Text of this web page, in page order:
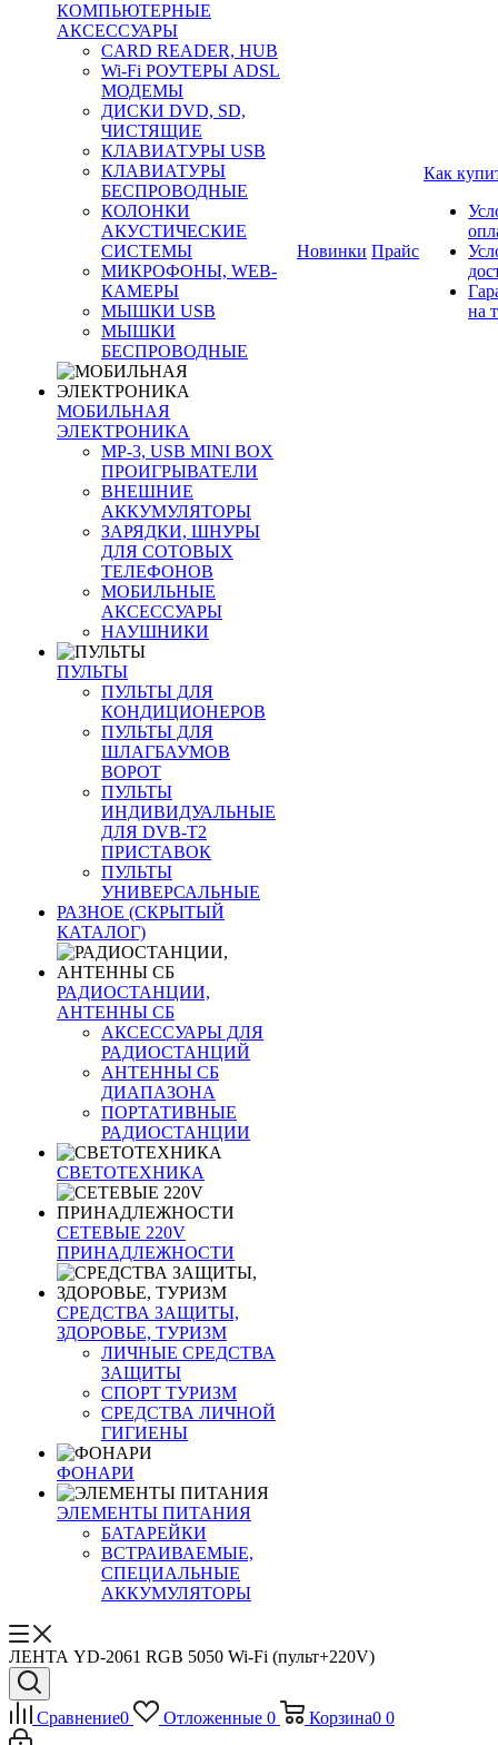
КОМПЬЮТЕРНЫЕ
АКСЕССУАРЫ
CARD READER, HUB
Wi-Fi РОУТЕРЫ ADSL
МОДЕМЫ
ДИСКИ DVD, SD,
ЧИСТЯЩИЕ
КЛАВИАТУРЫ USB
КЛАВИАТУРЫ
БЕСПРОВОДНЫЕ
КОЛОНКИ
АКУСТИЧЕСКИЕ
СИСТЕМЫ
МИКРОФОНЫ, WEB-
КАМЕРЫ
МЫШКИ USB
МЫШКИ
БЕСПРОВОДНЫЕ
МОБИЛЬНАЯ
ЭЛЕКТРОНИКА
MP-3, USB MINI BOX
ПРОИГРЫВАТЕЛИ
ВНЕШНИЕ
АККУМУЛЯТОРЫ
ЗАРЯДКИ, ШНУРЫ
ДЛЯ СОТОВЫХ
ТЕЛЕФОНОВ
МОБИЛЬНЫЕ
АКСЕССУАРЫ
НАУШНИКИ
ПУЛЬТЫ
ПУЛЬТЫ ДЛЯ
КОНДИЦИОНЕРОВ
ПУЛЬТЫ ДЛЯ
ШЛАГБАУМОВ
ВОРОТ
ПУЛЬТЫ
ИНДИВИДУАЛЬНЫЕ
ДЛЯ DVB-T2
ПРИСТАВОК
ПУЛЬТЫ
УНИВЕРСАЛЬНЫЕ
РАЗНОЕ (СКРЫТЫЙ
КАТАЛОГ)
РАДИОСТАНЦИИ,
АНТЕННЫ CБ
АКСЕССУАРЫ ДЛЯ
РАДИОСТАНЦИЙ
АНТЕННЫ CБ
ДИАПАЗОНА
ПОРТАТИВНЫЕ
РАДИОСТАНЦИИ
СВЕТОТЕХНИКА
СЕТЕВЫЕ 220V
ПРИНАДЛЕЖНОСТИ
СРЕДСТВА ЗАЩИТЫ,
ЗДОРОВЬЕ, ТУРИЗМ
ЛИЧНЫЕ СРЕДСТВА
ЗАЩИТЫ
СПОРТ ТУРИЗМ
СРЕДСТВА ЛИЧНОЙ
ГИГИЕНЫ
ФОНАРИ
ЭЛЕМЕНТЫ ПИТАНИЯ
БАТАРЕЙКИ
ВСТРАИВАЕМЫЕ,
СПЕЦИАЛЬНЫЕ
АККУМУЛЯТОРЫ
Новинки Прайс
Как
на
ЛЕНТА YD-2061 RGB 5050 Wi-Fi (пульт+220V)
Сравнение0 Отложенные 0 Корзина0 0